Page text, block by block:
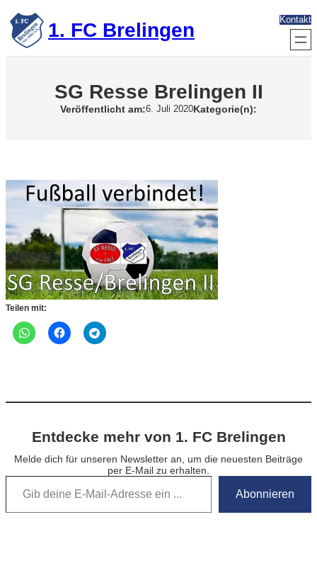
Zum
Inhalt
springen 1. FC Brelingen Kontakt
SG Resse Brelingen II
Veröffentlicht am:6. Juli 2020Kategorie(n):
Teilen mit:
Entdecke mehr von 1. FC Brelingen
Melde dich für unseren Newsletter an, um die neuesten Beiträge
per E-Mail zu erhalten.
Gib deine E-Mail-Adresse ein …
Abonnieren